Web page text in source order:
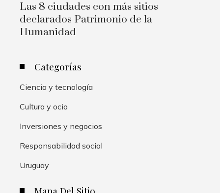
Las 8 ciudades con más sitios
declarados Patrimonio de la
Humanidad
Categorías
Ciencia y tecnología
Cultura y ocio
Inversiones y negocios
Responsabilidad social
Uruguay